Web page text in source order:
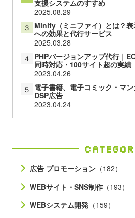
支援システムのすすめ
2025.08.29
３ Minify（ミニファイ）とは？
への効果と代行サービス
2025.03.28
４ PHPバージョンアップ代行｜
同時対応・100サイト超の実績
2023.04.26
５ 電子書籍、電子コミック・マ
DSP広告
2023.04.24
広告 プロモーション （182）
WEBサイト・SNS制作 （193）
WEBシステム開発 （159）